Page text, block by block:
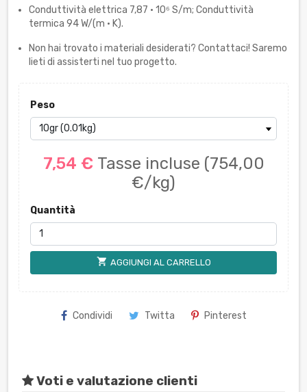
Conduttività elettrica 7,87 · 10⁶ S/m; Conduttività
termica 94 W/(m · K).
Non hai trovato i materiali desiderati? Contattaci! Saremo
lieti di assisterti nel tuo progetto.
Peso
7,54 € Tasse incluse (754,00
€/kg)
Quantità
shopping_cart AGGIUNGI AL CARRELLO
Condividi Twitta Pinterest
Voti e valutazione clienti